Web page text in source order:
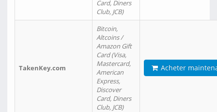
Card, Diners
Club, JCB)
TakenKey.com
Bitcoin,
Altcoins /
Amazon Gift
Card (Visa,
Mastercard,
American
Express,
Discover
Card, Diners
Club, JCB)
Acheter